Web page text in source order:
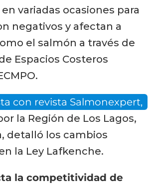
variadas ocasiones para
negativos y afectan a
el salmón a través de
Espacios Costeros
con revista Salmonexpert,
la Región de Los Lagos,
detalló los cambios
la Ley Lafkenche.
la competitividad de